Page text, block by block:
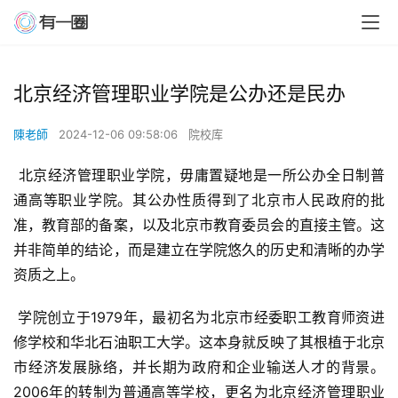
北京经济管理职业学院是公办还是民办
陳老師 2024-12-06 09:58:06 院校库
通高等职业学院。其公办性质得到了北京市人民政府的批
准，教育部的备案，以及北京市教育委员会的直接主管。这
并非简单的结论，而是建立在学院悠久的历史和清晰的办学
资质之上。
修学校和华北石油职工大学。这本身就反映了其根植于北京
市经济发展脉络，并长期为政府和企业输送人才的背景。
2006年的转制为普通高等学校，更名为北京经济管理职业